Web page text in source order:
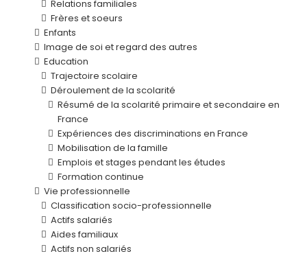
Relations familiales
Frères et soeurs
Enfants
Image de soi et regard des autres
Education
Trajectoire scolaire
Déroulement de la scolarité
Résumé de la scolarité primaire et secondaire en
France
Expériences des discriminations en France
Mobilisation de la famille
Emplois et stages pendant les études
Formation continue
Vie professionnelle
Classification socio-professionnelle
Actifs salariés
Aides familiaux
Actifs non salariés